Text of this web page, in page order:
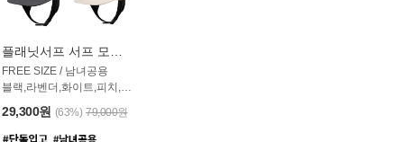
플래닛서프 서프 모자 UAC007PS
FREE SIZE / 남녀공용
블랙,라벤더,화이트,피치,그레이,오트밀 6컬러
29,300원 (63%) 79,000원